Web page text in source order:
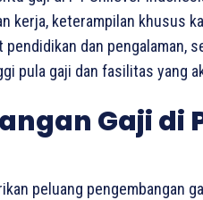
kerja, keterampilan khusus
dan pengalaman,
pula gaji dan fasilitas yang
Gaji di
peluang pengembangan